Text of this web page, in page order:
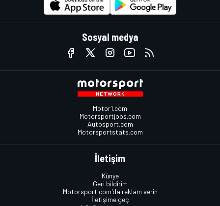
Sosyal medya
Motor1.com
Motorsportjobs.com
Autosport.com
Motorsportstats.com
İletişim
Künye
Geri bildirim
Motorsport.com'da reklam verin
İletişime geç